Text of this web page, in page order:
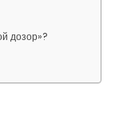
дозор»?